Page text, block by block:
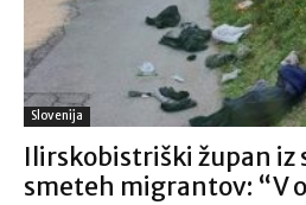
Slovenija
Ilirskobistriški župan iz
smeteh migrantov: “V